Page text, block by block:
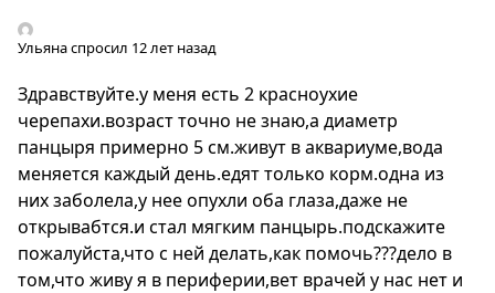
Ульянаспросил 12 лет назад
Здравствуйте.у меня есть 2 красноухие
черепахи.возраст точно не знаю,а диаметр
панцыря примерно 5 см.живут в аквариуме,вода
меняется каждый день.едят только корм.одна из
них заболела,у нее опухли оба глаза,даже не
открывабтся.и стал мягким панцырь.подскажите
пожалуйста,что с ней делать,как помочь???дело в
том,что живу я в периферии,вет врачей у нас нет и